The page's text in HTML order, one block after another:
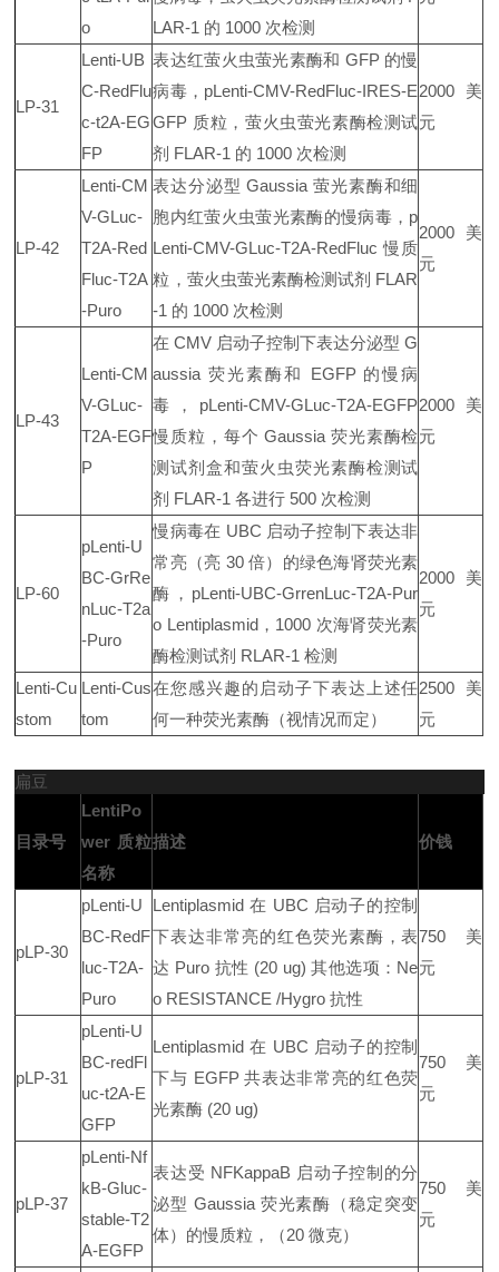
o
LAR-1 的 1000 次检测
LP-31
Lenti-UB
C-RedFlu
c-t2A-EG
FP
表达红萤火虫萤光素酶和 GFP 的慢
病毒，pLenti-CMV-RedFluc-IRES-E
GFP 质粒，萤火虫萤光素酶检测试
剂 FLAR-1 的 1000 次检测
2000 美
元
LP-42
Lenti-CM
V-GLuc-
T2A-Red
Fluc-T2A
-Puro
表达分泌型 Gaussia 萤光素酶和细
胞内红萤火虫萤光素酶的慢病毒，p
Lenti-CMV-GLuc-T2A-RedFluc 慢质
粒，萤火虫萤光素酶检测试剂 FLAR
-1 的 1000 次检测
2000 美
元
LP-43
Lenti-CM
V-GLuc-
T2A-EGF
P
在 CMV 启动子控制下表达分泌型 G
aussia 荧光素酶和 EGFP 的慢病
毒，pLenti-CMV-GLuc-T2A-EGFP
慢质粒，每个 Gaussia 荧光素酶检
测试剂盒和萤火虫荧光素酶检测试
剂 FLAR-1 各进行 500 次检测
2000 美
元
LP-60
pLenti-U
BC-GrRe
nLuc-T2a
-Puro
慢病毒在 UBC 启动子控制下表达非
常亮（亮 30 倍）的绿色海肾荧光素
酶，pLenti-UBC-GrrenLuc-T2A-Pur
o Lentiplasmid，1000 次海肾荧光素
酶检测试剂 RLAR-1 检测
2000 美
元
Lenti-Cu
stom
Lenti-Cus
tom
在您感兴趣的启动子下表达上述任
何一种荧光素酶（视情况而定）
2500 美
元
扁豆
目录号
LentiPo
wer 质粒
名称
描述 价钱
pLP-30
pLenti-U
BC-RedF
luc-T2A-
Puro
Lentiplasmid 在 UBC 启动子的控制
下表达非常亮的红色荧光素酶，表
达 Puro 抗性 (20 ug) 其他选项：Ne
o RESISTANCE /Hygro 抗性
750 美
元
pLP-31
pLenti-U
BC-redFl
uc-t2A-E
GFP
Lentiplasmid 在 UBC 启动子的控制
下与 EGFP 共表达非常亮的红色荧
光素酶 (20 ug)
750 美
元
pLP-37
pLenti-Nf
kB-Gluc-
stable-T2
A-EGFP
表达受 NFKappaB 启动子控制的分
泌型 Gaussia 荧光素酶（稳定突变
体）的慢质粒，（20 微克）
750 美
元